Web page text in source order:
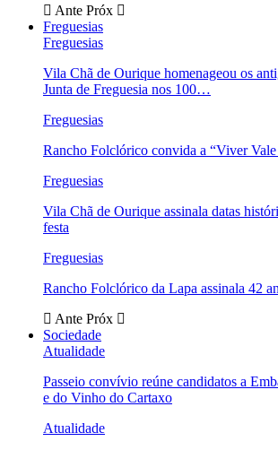
Ante Próx
Freguesias
Freguesias
Vila Chã de Ourique homenageou os
Junta de Freguesia nos 100…
Freguesias
Rancho Folclórico convida a “Viver Vale
Freguesias
Vila Chã de Ourique assinala datas
festa
Freguesias
Rancho Folclórico da Lapa assinala 42
Ante Próx
Sociedade
Atualidade
Passeio convívio reúne candidatos a
e do Vinho do Cartaxo
Atualidade